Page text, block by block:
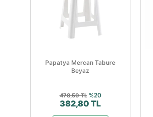
Papatya Mercan Tabure
Beyaz
478,50 TL %20
382,80 TL